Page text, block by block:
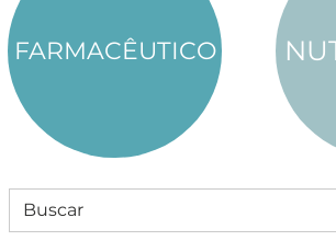
FARMACÊUTICO